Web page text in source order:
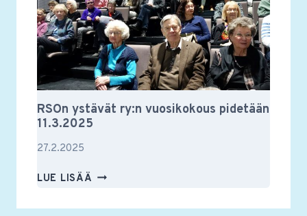
RSOn ystävät ry:n vuosikokous pidetään
11.3.2025
27.2.2025
LUE LISÄÄ RSON
RY:N